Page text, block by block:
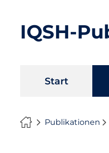
IQSH-
überspringen
Start
Publikationen